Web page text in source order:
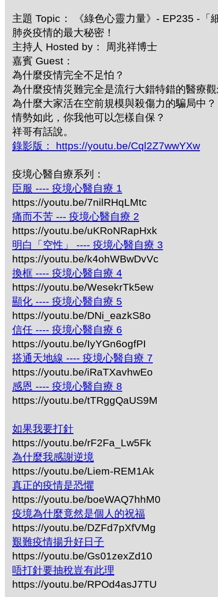
主題 Topic： 《綠色心靈力量》- EP235 -「
肺炎疫情的最大秘密！
主持人 Hosted by： 周兆祥博士
嘉賓 Guest：
為什麼疫情完全不足怕？
為什麼疫情災難完全是流行大錯特錯的醫療
為什麼大家活在空前規模與殺傷力的騙局中
情勢如此，你我他可以怎樣自保？
祥哥有話說。
錄影版： https://youtu.be/Cql2Z7wwYXw
疫境心醫自療系列：
臣服 ---- 疫境心醫自療 1
https://youtu.be/7nilRHqLMtc
痛而不苦 --- 疫境心醫自療 2
https://youtu.be/uKRoNRapHxk
明白「空性」 ---- 疫境心醫自療 3
https://youtu.be/k4ohWBwDvVc
換框 ---- 疫境心醫自療 4
https://youtu.be/WesekrTk5ew
顯化 ---- 疫境心醫自療 5
https://youtu.be/DNi_eazkS8o
信任 ---- 疫境心醫自療 6
https://youtu.be/IyYGn6ogfPI
搭通天地線 ---- 疫境心醫自療 7
https://youtu.be/iRaTXavhwEo
感恩 ---- 疫境心醫自療 8
https://youtu.be/tTRggQaUS9M
如果我要打針
https://youtu.be/rF2Fa_Lw5Fk
為什麼我感謝逆境
https://youtu.be/Liem-REM1Ak
真正的疫情是恐懼
https://youtu.be/boeWAQ7hhM0
疫境為什麼竟然是個人的祝福
https://youtu.be/DZFd7pXfVMg
艱難疫情揚升好日子
https://youtu.be/Gs01zexZd10
唔打針要抽稅豈有此理
https://youtu.be/RPOd4asJ7TU